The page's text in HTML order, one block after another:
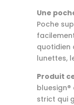
Une
Poche
quotidien
lunettes,
Produit
strict qui